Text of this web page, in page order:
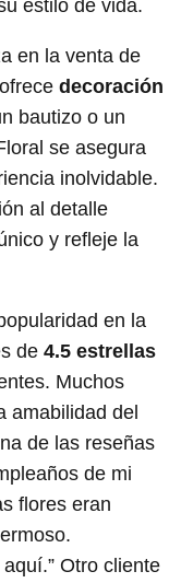
estilo de vida.
en la venta de
decoración
bautizo o un
se asegura
inolvidable.
al detalle
y refleje la
en la
de 4.5 estrellas
Muchos
amabilidad del
de las reseñas
de mi
flores eran
Otro cliente